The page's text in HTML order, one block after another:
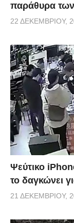
παράθυρα των
22 ΔΕΚΕΜΒΡΊΟΥ,
Ψεύτικο
το δαγκώνει
21 ΔΕΚΕΜΒΡΊΟΥ,